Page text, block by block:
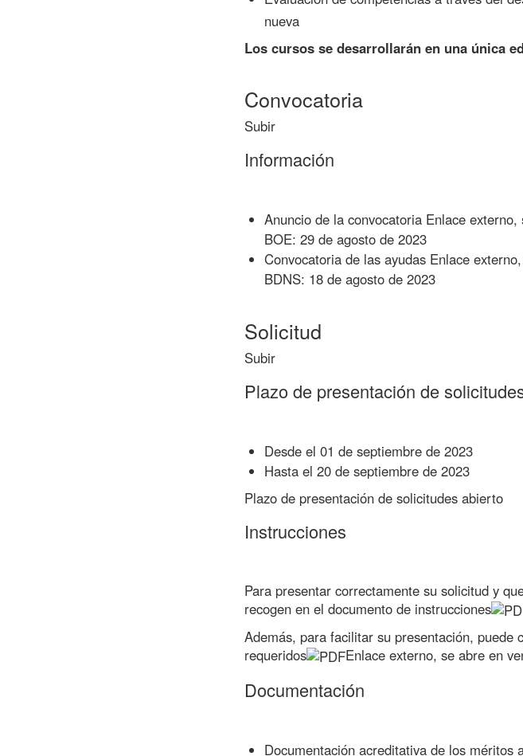
nueva
Los cursos se desarrollarán en una única
Convocatoria
Subir
Información
Anuncio de la convocatoria Enlace externo,
BOE: 29 de agosto de 2023
Convocatoria de las ayudas Enlace
BDNS: 18 de agosto de 2023
Solicitud
Subir
Plazo de presentación de
Desde el 01 de septiembre de 2023
Hasta el 20 de septiembre de 2023
Plazo de presentación de solicitudes abierto
Instrucciones
Para presentar correctamente su solicitud y
recogen en el documento de instrucciones
Además, para facilitar su presentación, puede
requeridos
Enlace externo, se abre en
Documentación
Documentación acreditativa de los méritos